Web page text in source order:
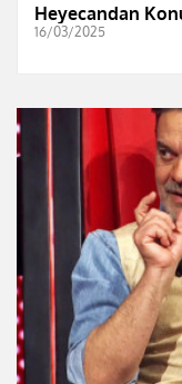
Heyecandan
16/03/2025